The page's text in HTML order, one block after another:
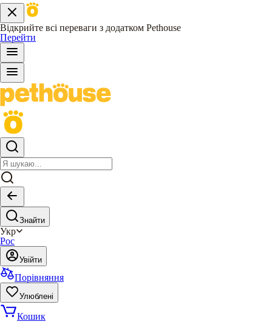
Відкрийте всі переваги з додатком Pethouse
Перейти
Знайти
Укр
Рос
Увійти
Порівняння
Улюблені
Кошик